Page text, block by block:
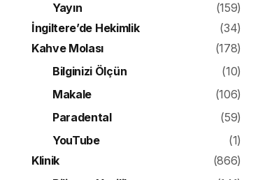
Yayın
(159)
İngiltere’de Hekimlik
(34)
Kahve Molası
(178)
Bilginizi Ölçün
(10)
Makale
(106)
Paradental
(59)
YouTube
(1)
Klinik
(866)